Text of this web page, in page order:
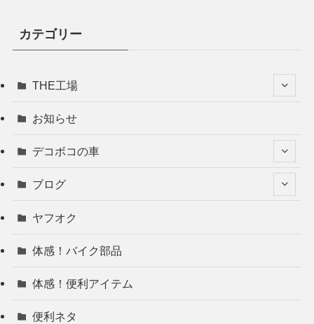
カテゴリー
THE工場
お知らせ
デコボコの車
ブログ
ヤフオク
体感！バイク部品
体感！便利アイテム
便利ネタ